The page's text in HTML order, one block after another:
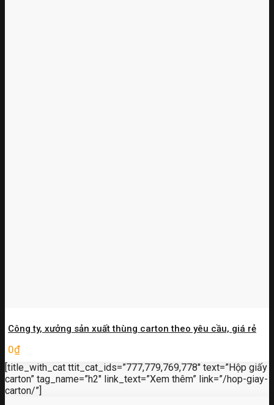
Công ty, xưởng sản xuất thùng carton theo yêu cầu, giá rẻ
0₫
[title_with_cat ttit_cat_ids=”777,779,769,778″ text=”Hộp giấy
carton” tag_name=”h2″ link_text=”Xem thêm” link=”/hop-giay-
carton/”]